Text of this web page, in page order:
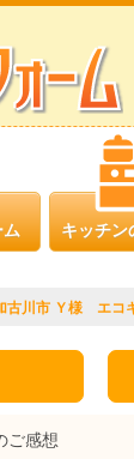
キッチン
古川市 Ｙ様 エコ
ご感想